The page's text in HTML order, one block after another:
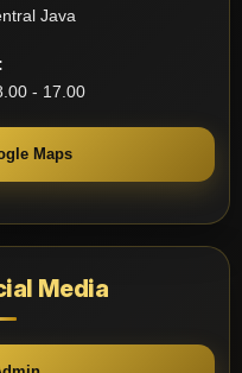
Java
- 17.00
Maps
Media